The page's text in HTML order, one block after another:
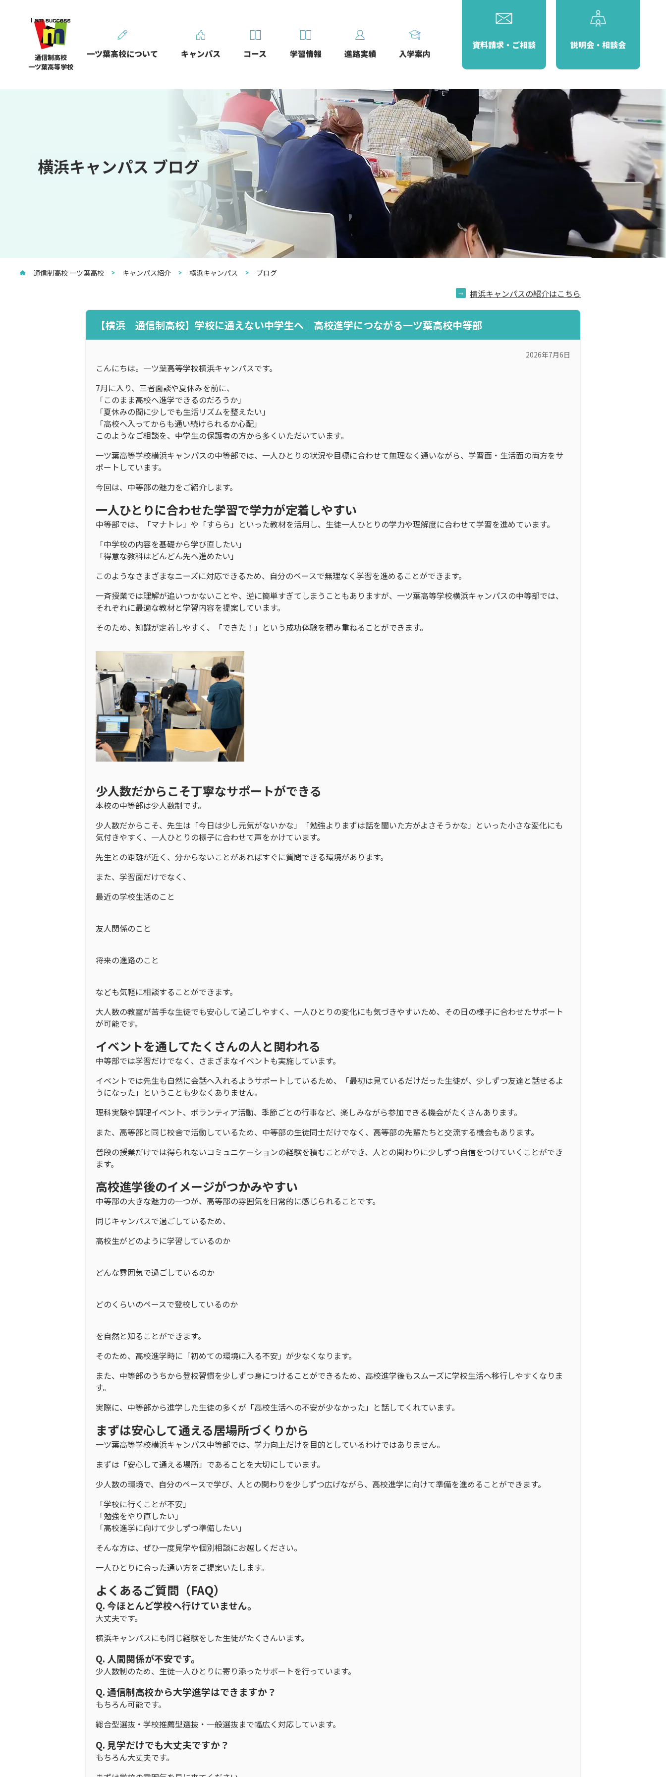
通信制高校
一ツ葉高等学校
一ツ葉高校について キャンパス コース 学習情報 進路実績 入学案内
資料請求・ご相談 説明会・相談会
横浜キャンパス ブログ
通信制高校 一ツ葉高校 キャンパス紹介 横浜キャンパス ブログ
横浜キャンパスの紹介はこちら
【横浜 通信制高校】学校に通えない中学生へ｜高校進学につながる一ツ葉高校中等部
2026年7月6日
こんにちは。一ツ葉高等学校横浜キャンパスです。
7月に入り、三者面談や夏休みを前に、
「このまま高校へ進学できるのだろうか」
「夏休みの間に少しでも生活リズムを整えたい」
「高校へ入ってからも通い続けられるか心配」
このようなご相談を、中学生の保護者の方から多くいただいています。
一ツ葉高等学校横浜キャンパスの中等部では、一人ひとりの状況や目標に合わせて無理なく通いながら、学習面・生活面の両方をサ
ポートしています。
今回は、中等部の魅力をご紹介します。
一人ひとりに合わせた学習で学力が定着しやすい
中等部では、「マナトレ」や「すらら」といった教材を活用し、生徒一人ひとりの学力や理解度に合わせて学習を進めています。
「中学校の内容を基礎から学び直したい」
「得意な教科はどんどん先へ進めたい」
このようなさまざまなニーズに対応できるため、自分のペースで無理なく学習を進めることができます。
一斉授業では理解が追いつかないことや、逆に簡単すぎてしまうこともありますが、一ツ葉高等学校横浜キャンパスの中等部では、
それぞれに最適な教材と学習内容を提案しています。
そのため、知識が定着しやすく、「できた！」という成功体験を積み重ねることができます。
少人数だからこそ丁寧なサポートができる
本校の中等部は少人数制です。
少人数だからこそ、先生は「今日は少し元気がないかな」「勉強よりまずは話を聞いた方がよさそうかな」といった小さな変化にも
気付きやすく、一人ひとりの様子に合わせて声をかけています。
先生との距離が近く、分からないことがあればすぐに質問できる環境があります。
また、学習面だけでなく、
最近の学校生活のこと
友人関係のこと
将来の進路のこと
なども気軽に相談することができます。
大人数の教室が苦手な生徒でも安心して過ごしやすく、一人ひとりの変化にも気づきやすいため、その日の様子に合わせたサポート
が可能です。
イベントを通してたくさんの人と関われる
中等部では学習だけでなく、さまざまなイベントも実施しています。
イベントでは先生も自然に会話へ入れるようサポートしているため、「最初は見ているだけだった生徒が、少しずつ友達と話せるよ
うになった」ということも少なくありません。
理科実験や調理イベント、ボランティア活動、季節ごとの行事など、楽しみながら参加できる機会がたくさんあります。
また、高等部と同じ校舎で活動しているため、中等部の生徒同士だけでなく、高等部の先輩たちと交流する機会もあります。
普段の授業だけでは得られないコミュニケーションの経験を積むことができ、人との関わりに少しずつ自信をつけていくことができ
ます。
高校進学後のイメージがつかみやすい
中等部の大きな魅力の一つが、高等部の雰囲気を日常的に感じられることです。
同じキャンパスで過ごしているため、
高校生がどのように学習しているのか
どんな雰囲気で過ごしているのか
どのくらいのペースで登校しているのか
を自然と知ることができます。
そのため、高校進学時に「初めての環境に入る不安」が少なくなります。
また、中等部のうちから登校習慣を少しずつ身につけることができるため、高校進学後もスムーズに学校生活へ移行しやすくなりま
す。
実際に、中等部から進学した生徒の多くが「高校生活への不安が少なかった」と話してくれています。
まずは安心して通える居場所づくりから
一ツ葉高等学校横浜キャンパス中等部では、学力向上だけを目的としているわけではありません。
まずは「安心して通える場所」であることを大切にしています。
少人数の環境で、自分のペースで学び、人との関わりを少しずつ広げながら、高校進学に向けて準備を進めることができます。
「学校に行くことが不安」
「勉強をやり直したい」
「高校進学に向けて少しずつ準備したい」
そんな方は、ぜひ一度見学や個別相談にお越しください。
一人ひとりに合った通い方をご提案いたします。
よくあるご質問（FAQ）
Q. 今ほとんど学校へ行けていません。
大丈夫です。
横浜キャンパスにも同じ経験をした生徒がたくさんいます。
Q. 人間関係が不安です。
少人数制のため、生徒一人ひとりに寄り添ったサポートを行っています。
Q. 通信制高校から大学進学はできますか？
もちろん可能です。
総合型選抜・学校推薦型選抜・一般選抜まで幅広く対応しています。
Q. 見学だけでも大丈夫ですか？
もちろん大丈夫です。